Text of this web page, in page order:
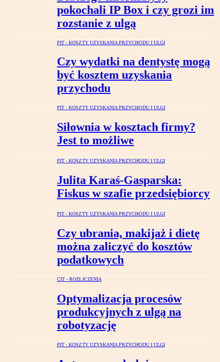
pokochali IP Box i czy grozi im
rozstanie z ulgą
PIT - KOSZTY UZYSKANIA PRZYCHODU I ULGI
Czy wydatki na dentystę mogą
być kosztem uzyskania
przychodu
PIT - KOSZTY UZYSKANIA PRZYCHODU I ULGI
Siłownia w kosztach firmy?
Jest to możliwe
PIT - KOSZTY UZYSKANIA PRZYCHODU I ULGI
Julita Karaś-Gasparska:
Fiskus w szafie przedsiębiorcy
PIT - KOSZTY UZYSKANIA PRZYCHODU I ULGI
Czy ubrania, makijaż i dietę
można zaliczyć do kosztów
podatkowych
CIT - ROZLICZENIA
Optymalizacja procesów
produkcyjnych z ulgą na
robotyzację
PIT - KOSZTY UZYSKANIA PRZYCHODU I ULGI